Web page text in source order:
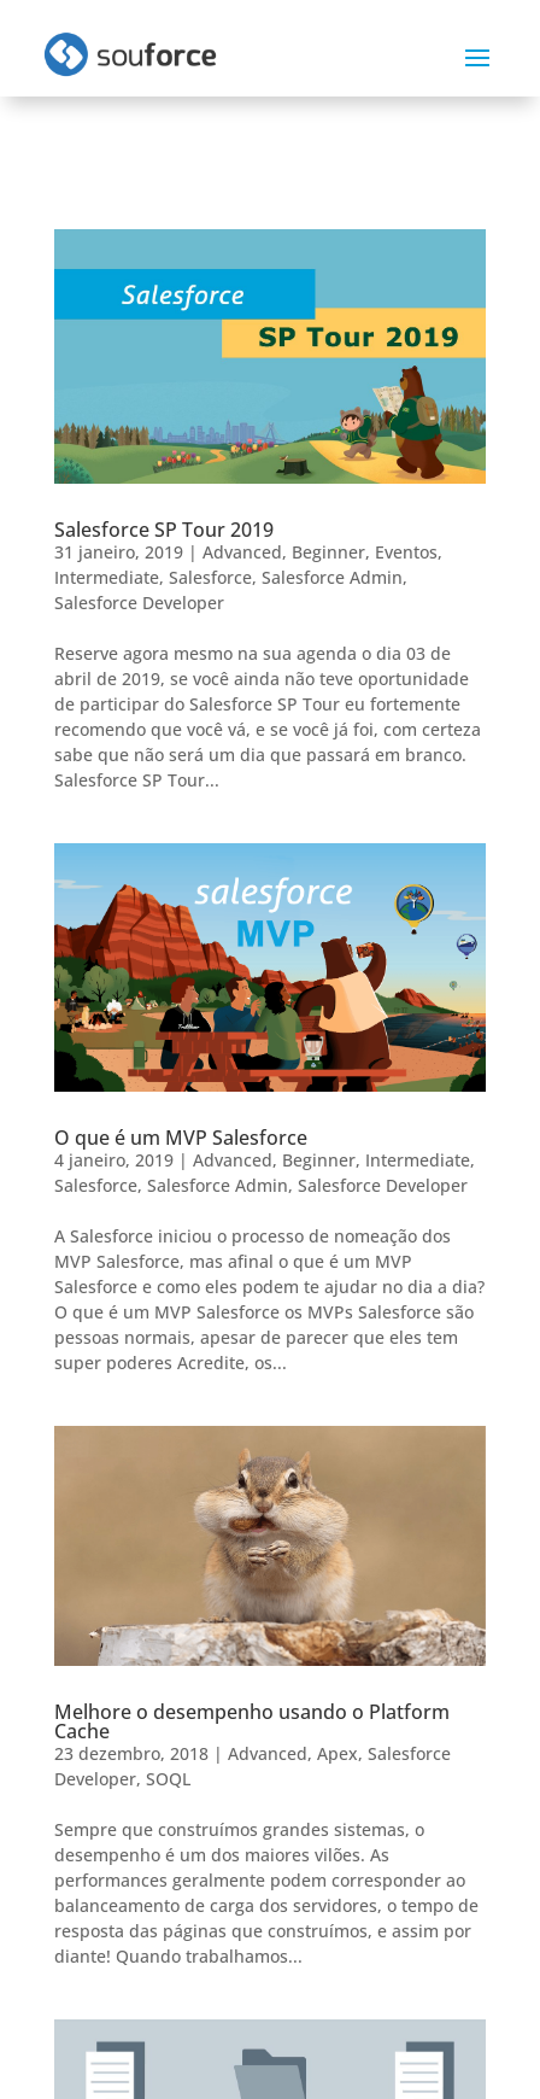
Salesforce SP Tour 2019
31 janeiro, 2019| Advanced, Beginner, Eventos,
Intermediate, Salesforce, Salesforce Admin,
Salesforce Developer
Reserve agora mesmo na sua agenda o dia 03 de
abril de 2019, se você ainda não teve oportunidade
de participar do Salesforce SP Tour eu fortemente
recomendo que você vá, e se você já foi, com certeza
sabe que não será um dia que passará em branco.
Salesforce SP Tour...
O que é um MVP Salesforce
4 janeiro, 2019| Advanced, Beginner, Intermediate,
Salesforce, Salesforce Admin, Salesforce Developer
A Salesforce iniciou o processo de nomeação dos
MVP Salesforce, mas afinal o que é um MVP
Salesforce e como eles podem te ajudar no dia a dia?
O que é um MVP Salesforce os MVPs Salesforce são
pessoas normais, apesar de parecer que eles tem
super poderes Acredite, os...
Melhore o desempenho usando o Platform
Cache
23 dezembro, 2018| Advanced, Apex, Salesforce
Developer, SOQL
Sempre que construímos grandes sistemas, o
desempenho é um dos maiores vilões. As
performances geralmente podem corresponder ao
balanceamento de carga dos servidores, o tempo de
resposta das páginas que construímos, e assim por
diante! Quando trabalhamos...